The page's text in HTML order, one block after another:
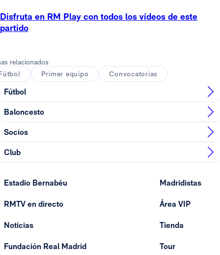
Disfruta en RM Play con todos los vídeos de este
partido
relacionados
Primer equipo Convocatorias
Fútbol
Baloncesto
Socios
Club
Estadio Bernabéu
RMTV en directo
Noticias
Fundación Real Madrid
Madridistas
Área VIP
Tienda
Tour